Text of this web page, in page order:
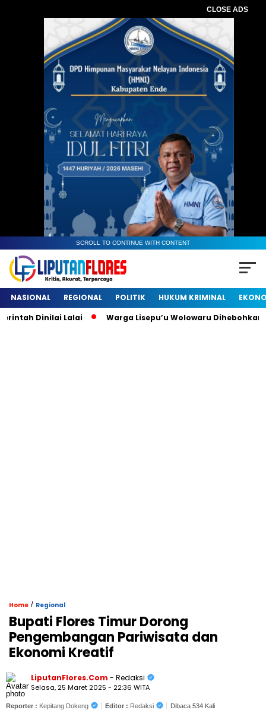
CLOSE ADS
SCROLL TO CONTINUE WITH CONTENT
NASIONAL REGIONAL POLITIK HUKUM KRIMINAL
Dinilai Lalai
Warga Lisepu’u Wolowaru Dihebohkan
Home / Regional
Bupati Flores Timur Dorong
Pengembangan Pariwisata dan
Ekonomi Kreatif
LiputanFlores.Com - Redaksi
Selasa, 25 Maret 2025 - 22:36 WITA
Reporter : Kepitang Dokeng Editor : Redaksi Dibaca 534 Kali